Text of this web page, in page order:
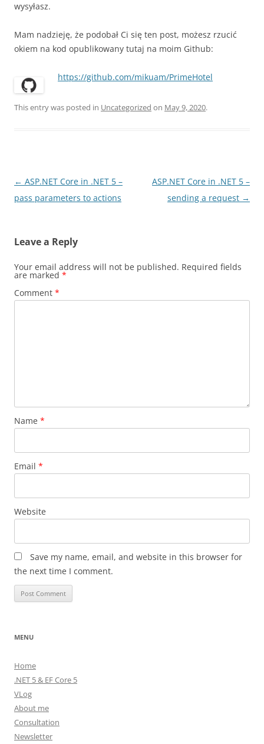
wysyłasz.
Mam nadzieję, że podobał Ci się ten post, możesz rzucić
okiem na kod opublikowany tutaj na moim Github:
https://github.com/mikuam/PrimeHotel
This entry was posted in Uncategorized on May 9, 2020.
Post
navigation
← ASP.NET Core in .NET 5 –
pass parameters to actions
ASP.NET Core in .NET 5 –
sending a request →
Leave a Reply
Your email address will not be published. Required fields
are marked *
Comment *
Name *
Email *
Website
Save my name, email, and website in this browser for
the next time I comment.
MENU
Home
.NET 5 & EF Core 5
VLog
About me
Consultation
Newsletter